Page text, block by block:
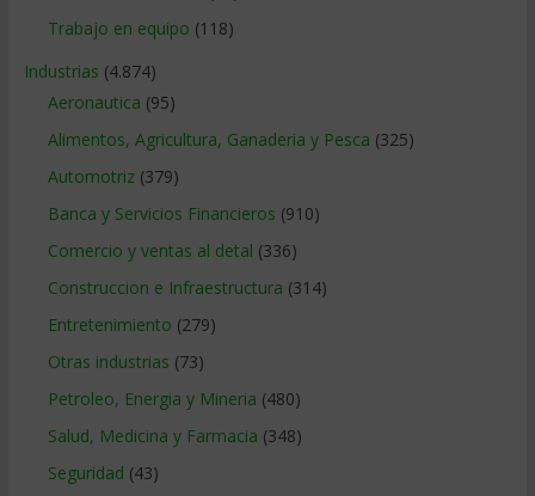
Trabajo en equipo (118)
Industrias (4.874)
Aeronautica (95)
Alimentos, Agricultura, Ganaderia y Pesca (325)
Automotriz(379)
Banca y Servicios Financieros (910)
Comercio y ventas al detal (336)
Construccion e Infraestructura (314)
Entretenimiento (279)
Otras industrias (73)
Petroleo, Energia y Mineria (480)
Salud, Medicina y Farmacia (348)
Seguridad (43)